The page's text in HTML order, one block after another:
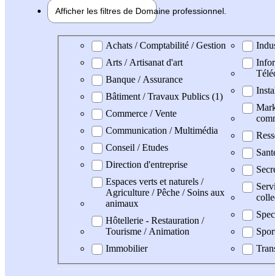
Afficher les filtres de Domaine professionnel
Domaine professionel
Achats / Comptabilité / Gestion
Arts / Artisanat d'art
Banque / Assurance
Bâtiment / Travaux Publics (1)
Commerce / Vente
Communication / Multimédia
Conseil / Etudes
Direction d'entreprise
Espaces verts et naturels /
Agriculture / Pêche / Soins aux
animaux
Hôtellerie - Restauration /
Tourisme / Animation
Immobilier